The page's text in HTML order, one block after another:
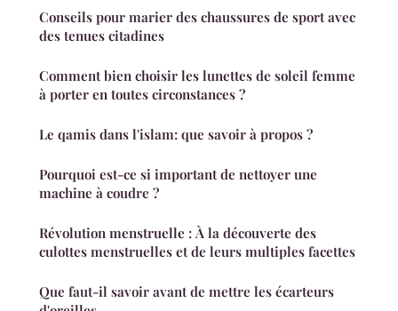
Conseils pour marier des chaussures de sport avec
des tenues citadines
Comment bien choisir les lunettes de soleil femme
à porter en toutes circonstances ?
Le qamis dans l'islam: que savoir à propos ?
Pourquoi est-ce si important de nettoyer une
machine à coudre ?
Révolution menstruelle : À la découverte des
culottes menstruelles et de leurs multiples facettes
Que faut-il savoir avant de mettre les écarteurs